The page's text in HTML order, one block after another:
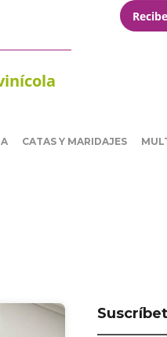
CATAS Y MARIDAJES